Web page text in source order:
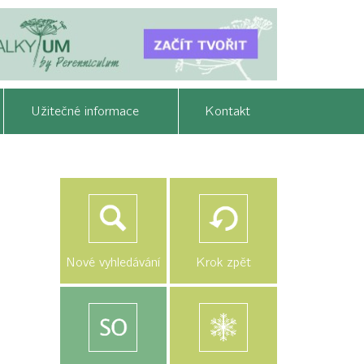
Užitečné informace Kontakt
Nové vyhledávání Krok zpět